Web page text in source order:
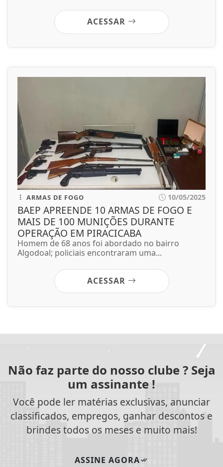
ACESSAR
ARMAS DE FOGO 10/05/2025
BAEP APREENDE 10 ARMAS DE FOGO E
MAIS DE 100 MUNIÇÕES DURANTE
OPERAÇÃO EM PIRACICABA
Homem de 68 anos foi abordado no bairro
Algodoal; policiais encontraram uma...
ACESSAR
Não faz parte do nosso clube ? Seja
um assinante !
Você pode ler matérias exclusivas, anunciar
classificados, empregos, ganhar descontos e
brindes todos os meses e muito mais!
ASSINE AGORA